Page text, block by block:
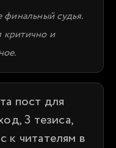
финальный судья.
критично и
пост для
3 тезиса,
к читателям в